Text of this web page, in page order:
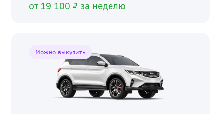
от 19 100 ₽ за неделю
Можно выкупить